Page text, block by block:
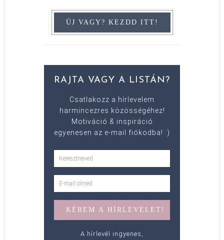
RAJTA VAGY A LISTÁN?
Csatlakozz a hírlevelem
harmincezres közösségéhez!
Motiváció & inspiráció
egyenesen az e-mail fiókodba! :)
A hírlevél ingyenes,